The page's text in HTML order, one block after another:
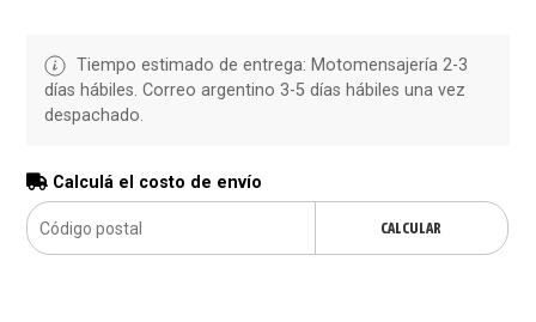
Tiempo estimado de entrega: Motomensajería 2-3
días hábiles. Correo argentino 3-5 días hábiles una vez
despachado.
Calculá el costo de envío
CALCULAR